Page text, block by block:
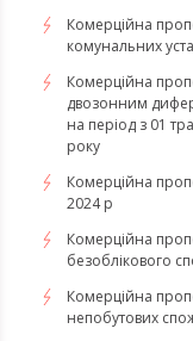
Комерційна
комунальних
Комерційна
двозонним
на період з 01
року
Комерційна
2024 р
Комерційна
безоблікового
​​​​​​​Комерційна
непобутових